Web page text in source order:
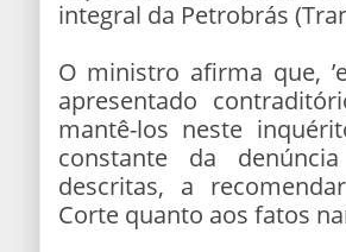
integral da Petrobrás
O ministro afirma que,
apresentado
mantê-los neste
constante da
descritas, a
Corte quanto aos fatos